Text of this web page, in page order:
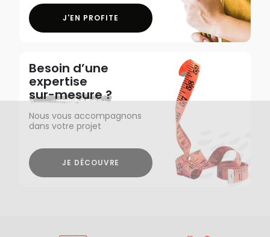
J'EN PROFITE
Besoin d’une
expertise
sur-mesure ?
Nous vous accompagnons
dans votre projet
JE DÉCOUVRE